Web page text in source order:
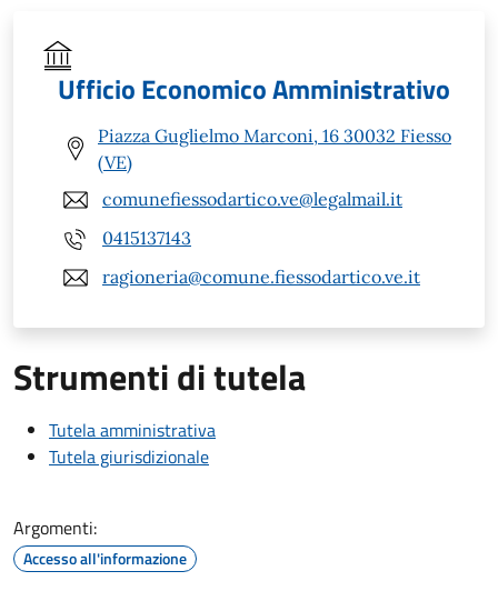
Ufficio Economico Amministrativo
Piazza Guglielmo Marconi, 16 30032 Fiesso
(VE)
comunefiessodartico.ve@legalmail.it
0415137143
ragioneria@comune.fiessodartico.ve.it
Strumenti di tutela
Tutela amministrativa
Tutela giurisdizionale
Argomenti:
Accesso all'informazione